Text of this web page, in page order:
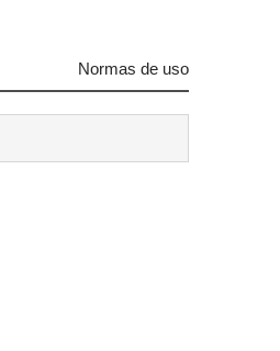
Normas de uso